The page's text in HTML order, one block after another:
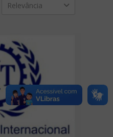
Relevância